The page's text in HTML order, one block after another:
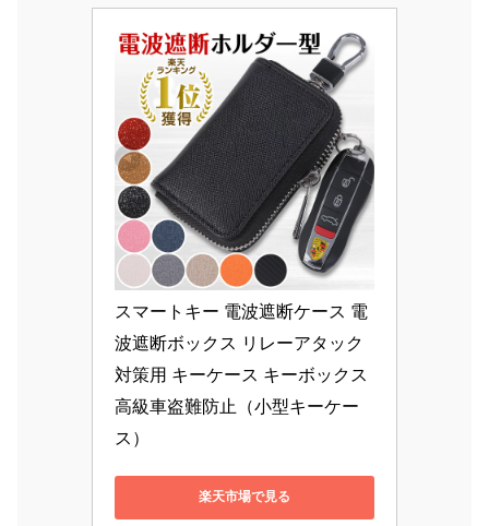
スマートキー 電波遮断ケース 電
波遮断ボックス リレーアタック
対策用 キーケース キーボックス
高級車盗難防止（小型キーケー
ス）
楽天市場で見る